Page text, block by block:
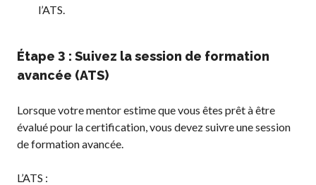
l’ATS.
Étape 3 : Suivez la session de formation
avancée (ATS)
Lorsque votre mentor estime que vous êtes prêt à être
évalué pour la certification, vous devez suivre une session
de formation avancée.
L’ATS :